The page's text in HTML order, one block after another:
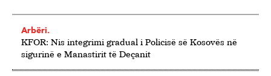
Arbëri.
KFOR: Nis integrimi gradual i Policisë së Kosovës në
sigurinë e Manastirit të Deçanit